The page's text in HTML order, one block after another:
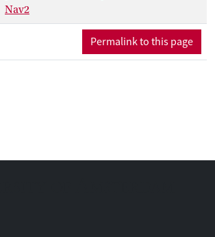
Nav2
Permalink to this page